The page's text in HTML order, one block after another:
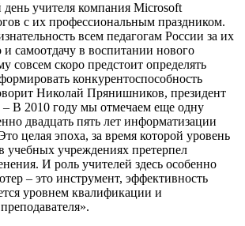
учителя компания Microsoft
с их профессиональным праздником.
всем педагогам России за их
и самоотдачу в воспитании нового
совсем скоро предстоит определять
конкурентоспособность
Николай Прянишников, президент
В 2010 году мы отмечаем еще одну
двадцать пять лет информатизации
целая эпоха, за время которой уровень
учебных учреждениях претерпел
И роль учителей здесь особенно
– это инструмент, эффективность
уровнем квалификации и